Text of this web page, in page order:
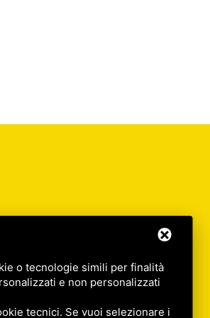
o tecnologie simili per finalità
e non personalizzati
tecnici. Se vuoi selezionare i